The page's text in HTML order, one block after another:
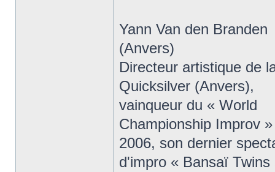
Yann Van den Branden
(Anvers)
Directeur artistique de
Quicksilver (Anvers),
vainqueur du « World
Championship Improv
2006, son dernier
d'impro « Bansaï Twins